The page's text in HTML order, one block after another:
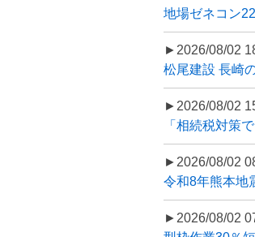
地場ゼネコン
►2026/08/02
松尾建設 長崎
►2026/08/02
「相続税対策
►2026/08/02
令和8年熊本地
►2026/08/02